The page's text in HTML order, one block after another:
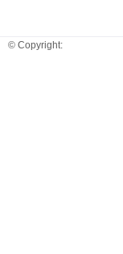
© Copyright: